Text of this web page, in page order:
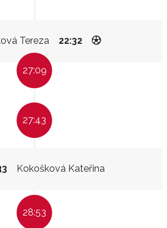
Tereza 22:32
27:09
27:43
Kokošková Kateřina
28:53